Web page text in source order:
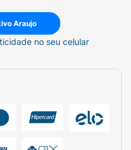
Araujo
no seu celular